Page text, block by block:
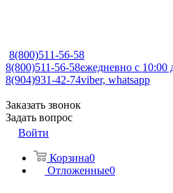
8(800)511-56-58
8(800)511-56-58ежедневно с 10:00
8(904)931-42-74viber, whatsapp
Заказать звонок
Задать вопрос
Войти
Корзина0
Отложенные0